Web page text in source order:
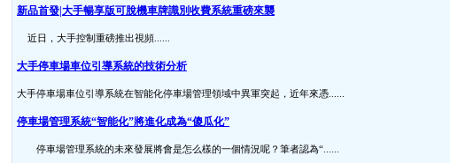
新品首發|大手暢享版可脫機車牌識別收費系統重磅來襲
近日，大手控制重磅推出視頻......
大手停車場車位引導系統的技術分析
大手停車場車位引導系統在智能化停車場管理領域中異軍突起，近年來憑......
停車場管理系統“智能化”將進化成為“傻瓜化”
停車場管理系統的未來發展將會是怎么樣的一個情況呢？筆者認為“......